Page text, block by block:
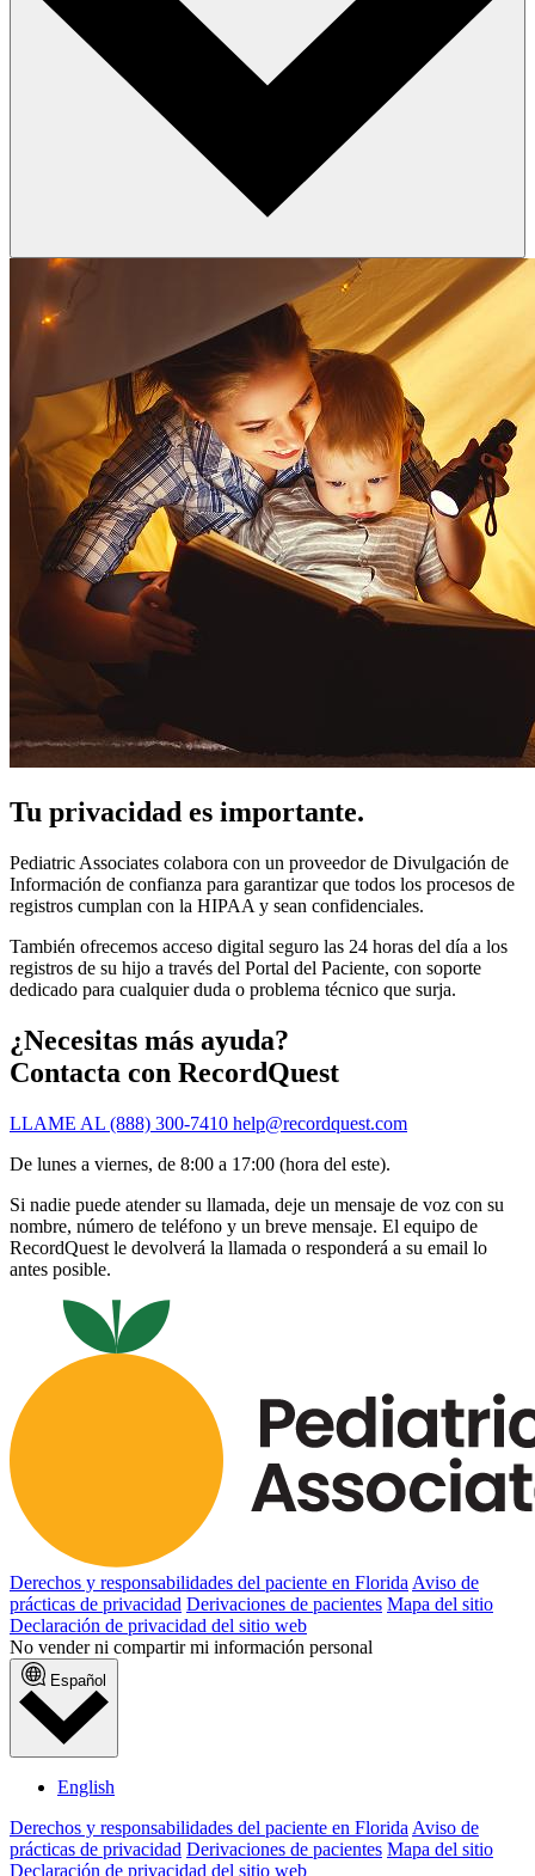
Tu privacidad es importante.
Pediatric Associates colabora con un proveedor de Divulgación de
Información de confianza para garantizar que todos los procesos de
registros cumplan con la HIPAA y sean confidenciales.
También ofrecemos acceso digital seguro las 24 horas del día a los
registros de su hijo a través del Portal del Paciente, con soporte
dedicado para cualquier duda o problema técnico que surja.
¿Necesitas más ayuda?
Contacta con RecordQuest
LLAME AL (888) 300-7410 help@recordquest.com
De lunes a viernes, de 8:00 a 17:00 (hora del este).
Si nadie puede atender su llamada, deje un mensaje de voz con su
nombre, número de teléfono y un breve mensaje. El equipo de
RecordQuest le devolverá la llamada o responderá a su email lo
antes posible.
Derechos y responsabilidades del paciente en Florida Aviso de
prácticas de privacidad Derivaciones de pacientes Mapa del sitio
Declaración de privacidad del sitio web
No vender ni compartir mi información personal
Español
English
Derechos y responsabilidades del paciente en FloridaAviso de
prácticas de privacidad Derivaciones de pacientes Mapa del sitio
Declaración de privacidad del sitio web